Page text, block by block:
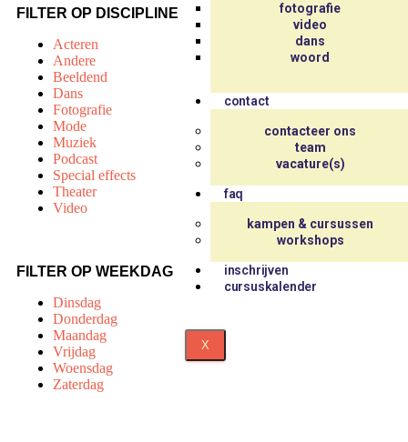
fotografie
video
dans
woord
contact
contacteer ons
team
vacature(s)
faq
kampen & cursussen
workshops
inschrijven
cursuskalender
X
FILTER OP DISCIPLINE
Acteren
Andere
Beeldend
Dans
Fotografie
Mode
Muziek
Podcast
Special effects
Theater
Video
FILTER OP WEEKDAG
Dinsdag
Donderdag
Maandag
Vrijdag
Woensdag
Zaterdag